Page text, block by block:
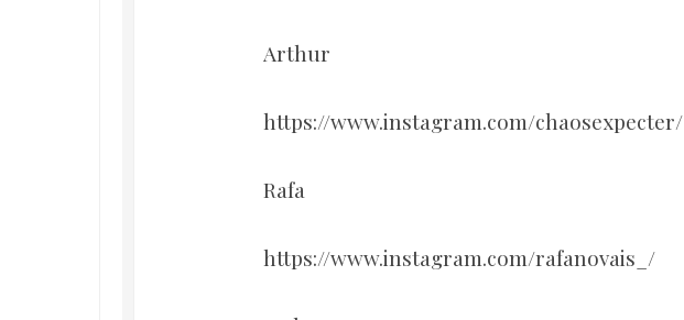
Arthur
https://www.instagram.com/chaosexpecter/
Rafa
https://www.instagram.com/rafanovais_/